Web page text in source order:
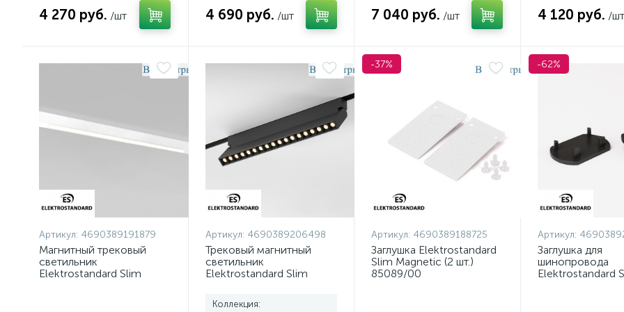
4 270 руб. /шт 4 690 руб. /шт 7 040 руб. /шт 4 120 руб. /шт
Артикул: 4690389191879
Магнитный трековый
светильник
Elektrostandard Slim
Артикул: 4690389206498
Трековый магнитный
светильник
Elektrostandard Slim
85209/01 a067371
Коллекция:
-37%
Артикул: 4690389188725
Заглушка Elektrostandard
Slim Magnetic (2 шт.)
85089/00
-62%
Артикул:
Заглушка для
шинопровода
Elektrostandard